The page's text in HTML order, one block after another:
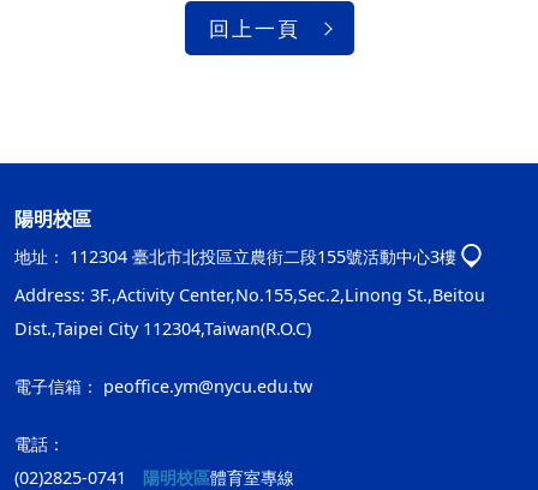
回上一頁
陽明校區
地址： 112304 臺北市北投區立農街二段155號活動中心3樓
Address: 3F.,Activity Center,No.155,Sec.2,Linong St.,Beitou
Dist.,Taipei City 112304,Taiwan(R.O.C)
電子信箱： peoffice.ym@nycu.edu.tw
電話：
(02)2825-0741 陽明校區體育室專線